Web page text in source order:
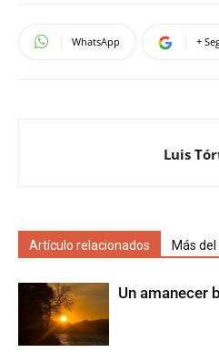
WhatsApp +
Luis
Artículo relacionados Más
Un amanecer